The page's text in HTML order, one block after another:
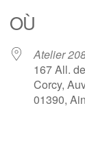
OÙ
Atelier
167 All.
Corcy,
01390, Ain